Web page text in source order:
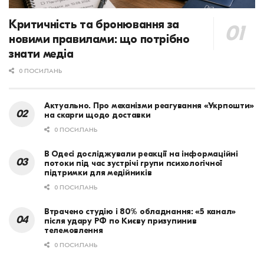
Критичність та бронювання за
новими правилами: що потрібно
знати медіа
0 ПОСИЛАНЬ
Актуально. Про механізми реагування «Укрпошти»
на скарги щодо доставки
0 ПОСИЛАНЬ
В Одесі досліджували реакції на інформаційні
потоки під час зустрічі групи психологічної
підтримки для медійників
0 ПОСИЛАНЬ
Втрачено студію і 80% обладнання: «5 канал»
після удару РФ по Києву призупинив
телемовлення
0 ПОСИЛАНЬ